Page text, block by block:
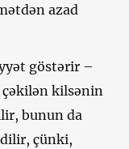
azad
göstərir –
çəkilən kilsənin
bunun da
çünki,